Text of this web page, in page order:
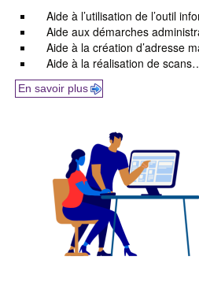
Aide à l’utilisation de l’outil
Aide aux démarches
Aide à la création d’adresse
Aide à la réalisation de
En savoir plus